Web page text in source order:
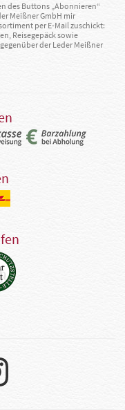
des Buttons „Abonnieren“
Meißner GmbH mir
per E-Mail zuschickt:
Reisegepäck sowie
der Leder Meißner